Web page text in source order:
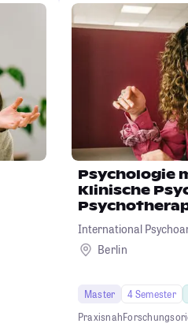
Psychologie
Klinische
International
Berlin
Master 4 Semester
Praxisnah